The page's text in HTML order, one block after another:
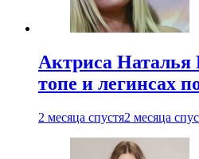
Актриса Наталья
топе и легинсах
2 месяца спустя2 месяца